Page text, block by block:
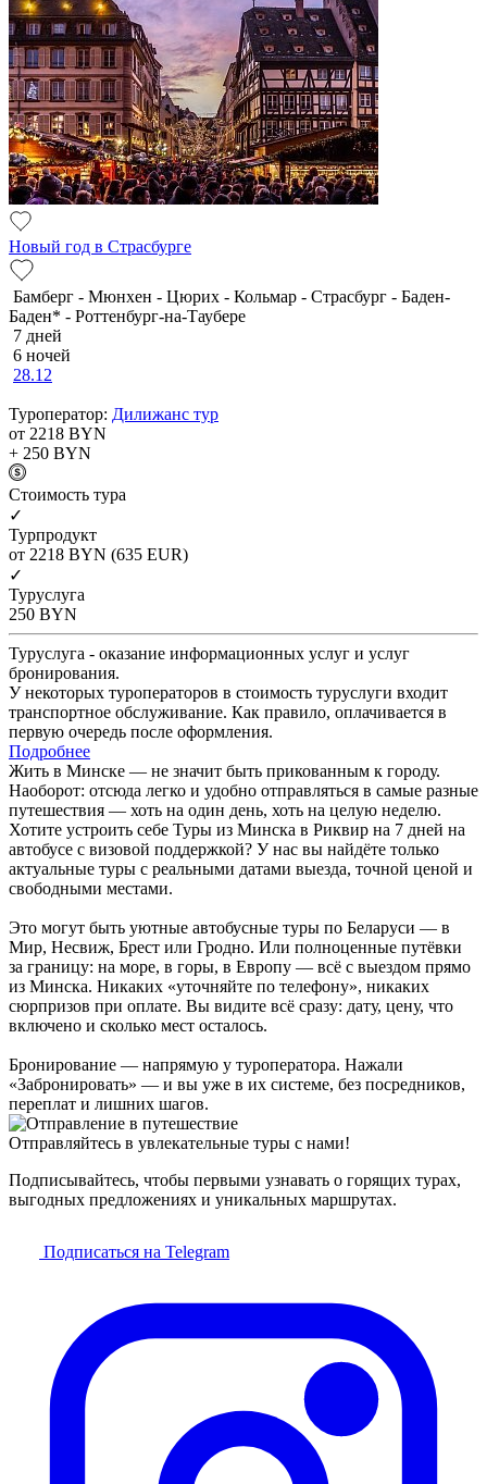
Новый год в Страсбурге
Бамберг - Мюнхен - Цюрих - Кольмар - Страсбург - Баден-
Баден* - Роттенбург-на-Таубере
7 дней
6 ночей
28.12
Туроператор: Дилижанс тур
от 2218 BYN
+ 250 BYN
Cтоимость тура
✓
Турпродукт
от 2218 BYN (635 EUR)
✓
Туруслуга
250 BYN
Туруслуга - оказание информационных услуг и услуг
бронирования.
У некоторых туроператоров в стоимость туруслуги входит
транспортное обслуживание. Как правило, оплачивается в
первую очередь после оформления.
Подробнее
Жить в Минске — не значит быть прикованным к городу.
Наоборот: отсюда легко и удобно отправляться в самые разные
путешествия — хоть на один день, хоть на целую неделю.
Хотите устроить себе Туры из Минска в Риквир на 7 дней на
автобусе с визовой поддержкой? У нас вы найдёте только
актуальные туры с реальными датами выезда, точной ценой и
свободными местами.
Это могут быть уютные автобусные туры по Беларуси — в
Мир, Несвиж, Брест или Гродно. Или полноценные путёвки
за границу: на море, в горы, в Европу — всё с выездом прямо
из Минска. Никаких «уточняйте по телефону», никаких
сюрпризов при оплате. Вы видите всё сразу: дату, цену, что
включено и сколько мест осталось.
Бронирование — напрямую у туроператора. Нажали
«Забронировать» — и вы уже в их системе, без посредников,
переплат и лишних шагов.
Отправляйтесь в увлекательные туры с нами!
Подписывайтесь, чтобы первыми узнавать о горящих турах,
выгодных предложениях и уникальных маршрутах.
Подписаться на Telegram